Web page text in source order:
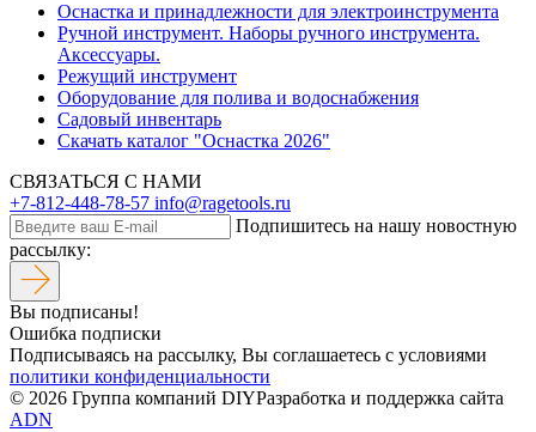
Оснастка и принадлежности для электроинструмента
Ручной инструмент. Наборы ручного инструмента.
Аксессуары.
Режущий инструмент
Оборудование для полива и водоснабжения
Садовый инвентарь
Скачать каталог "Оснастка 2026"
СВЯЗАТЬСЯ С НАМИ
+7-812-448-78-57 info@ragetools.ru
Подпишитесь на нашу новостную
рассылку:
Вы подписаны!
Ошибка подписки
Подписываясь на рассылку, Вы соглашаетесь c условиями
политики конфиденциальности
© 2026 Группа компаний DIYРазработка и поддержка сайта
ADN